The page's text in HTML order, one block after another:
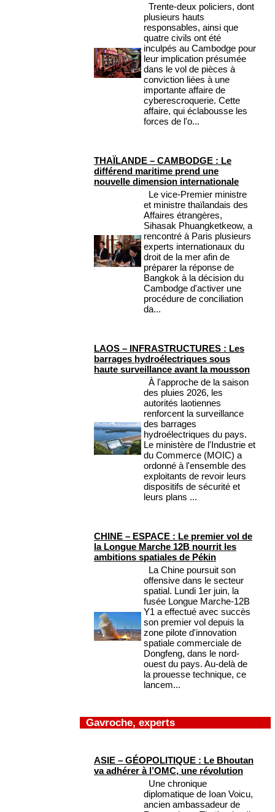
Trente-deux policiers, dont
plusieurs hauts
responsables, ainsi que
quatre civils ont été
inculpés au Cambodge pour
leur implication présumée
dans le vol de pièces à
conviction liées à une
importante affaire de
cyberescroquerie. Cette
affaire, qui éclabousse les
forces de l'o...
THAÏLANDE – CAMBODGE : Le
différend maritime prend une
nouvelle dimension internationale
Le vice-Premier ministre
et ministre thaïlandais des
Affaires étrangères,
Sihasak Phuangketkeow, a
rencontré à Paris plusieurs
experts internationaux du
droit de la mer afin de
préparer la réponse de
Bangkok à la décision du
Cambodge d'activer une
procédure de conciliation
da...
LAOS – INFRASTRUCTURES : Les
barrages hydroélectriques sous
haute surveillance avant la mousson
À l'approche de la saison
des pluies 2026, les
autorités laotiennes
renforcent la surveillance
des barrages
hydroélectriques du pays.
Le ministère de l'Industrie et
du Commerce (MOIC) a
ordonné à l'ensemble des
exploitants de revoir leurs
dispositifs de sécurité et
leurs plans ...
CHINE – ESPACE : Le premier vol de
la Longue Marche 12B nourrit les
ambitions spatiales de Pékin
La Chine poursuit son
offensive dans le secteur
spatial. Lundi 1er juin, la
fusée Longue Marche-12B
Y1 a effectué avec succès
son premier vol depuis la
zone pilote d'innovation
spatiale commerciale de
Dongfeng, dans le nord-
ouest du pays. Au-delà de
la prouesse technique, ce
lancem...
Gavroche, experts
ASIE – GÉOPOLITIQUE : Le Bhoutan
va adhérer à l’OMC, une révolution
Une chronique
diplomatique de Ioan Voicu,
ancien ambassadeur de